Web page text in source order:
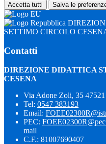
Accetta tutti Salva le
SETTIMO CIRCOLO
Contatti
DIREZIONE DIDATTICA
CESENA
Via Adone Zoli, 35 47521
Tel: 0547 383193
Email:
PEC:
mail
C.F.: 81007690407